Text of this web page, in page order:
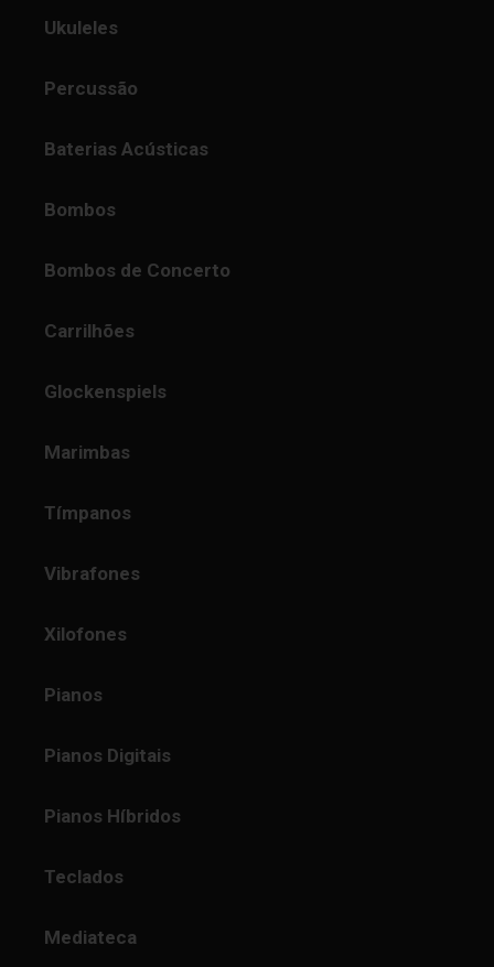
Ukuleles
Percussão
Baterias Acústicas
Bombos
Bombos de Concerto
Carrilhões
Glockenspiels
Marimbas
Tímpanos
Vibrafones
Xilofones
Pianos
Pianos Digitais
Pianos Híbridos
Teclados
Mediateca